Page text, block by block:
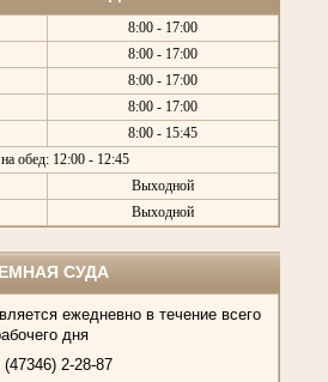
8:00 - 17:00
8:00 - 17:00
8:00 - 17:00
8:00 - 17:00
8:00 - 15:45
обед: 12:00 - 12:45
Выходной
Выходной
СУДА
ежедневно в течение всего
дня
(47346) 2-28-87